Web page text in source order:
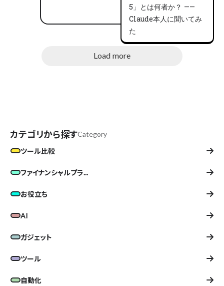
5」とは何者か？ ——
Claude本人に聞いてみ
た
Load more
カテゴリから探すCategory
ツール比較
ファイナンシャルプラ...
お役立ち
AI
ガジェット
ツール
自動化